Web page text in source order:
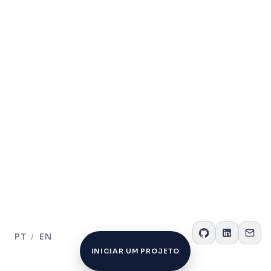
PT / EN
INICIAR UM PROJETO
INICIAR UM PROJETO